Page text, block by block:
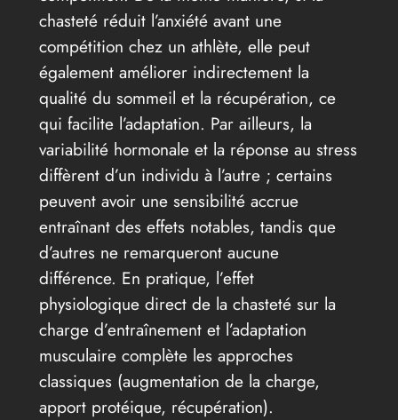
chasteté réduit l’anxiété avant une
compétition chez un athlète, elle peut
également améliorer indirectement la
qualité du sommeil et la récupération, ce
qui facilite l’adaptation. Par ailleurs, la
variabilité hormonale et la réponse au stress
diffèrent d’un individu à l’autre ; certains
peuvent avoir une sensibilité accrue
entraînant des effets notables, tandis que
d’autres ne remarqueront aucune
différence. En pratique, l’effet
physiologique direct de la chasteté sur la
charge d’entraînement et l’adaptation
musculaire complète les approches
classiques (augmentation de la charge,
apport protéique, récupération).